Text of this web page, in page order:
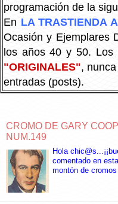
programación de la
En LA TRASTIENDA
Ocasión y Ejemplares
los años 40 y 50. Los
"ORIGINALES",
entradas (posts).
CROMO DE GARY
NUM.149
Hola
comentado en
montón de